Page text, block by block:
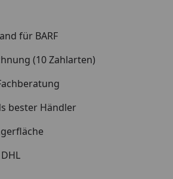
für BARF
(10 Zahlarten)
bester Händler